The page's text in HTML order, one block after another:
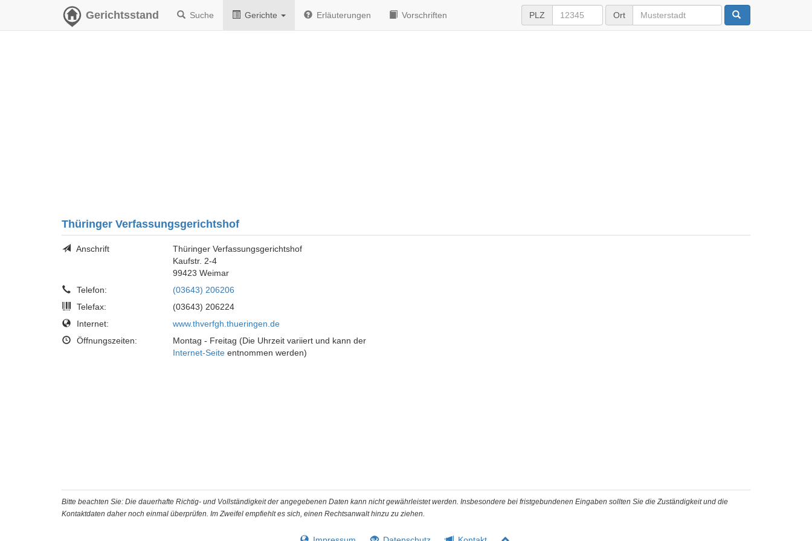
Gerichtsstand Suche Gerichte Erläuterungen Vorschriften PLZ Ort
Thüringer Verfassungsgerichtshof
Anschrift
Thüringer Verfassungsgerichtshof
Kaufstr. 2-4
99423 Weimar
Telefon:
(03643) 206206
Telefax:
(03643) 206224
Internet:
www.thverfgh.thueringen.de
Öffnungszeiten:
Montag - Freitag (Die Uhrzeit variiert und kann der
Internet-Seite entnommen werden)
Bitte beachten Sie: Die dauerhafte Richtig- und Vollständigkeit der angegebenen Daten kann nicht gewährleistet werden. Insbesondere bei fristgebundenen Eingaben sollten Sie die Zuständigkeit und die
Kontaktdaten daher noch einmal überprüfen. Im Zweifel empfiehlt es sich, einen Rechtsanwalt hinzu zu ziehen.